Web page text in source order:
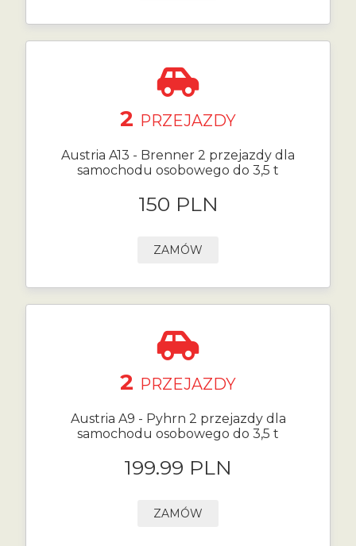
2 PRZEJAZDY
Austria A13 - Brenner 2 przejazdy dla
samochodu osobowego do 3,5 t
150 PLN
ZAMÓW
2 PRZEJAZDY
Austria A9 - Pyhrn 2 przejazdy dla
samochodu osobowego do 3,5 t
199.99 PLN
ZAMÓW